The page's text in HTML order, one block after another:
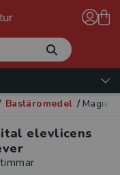
Basläromedel / Magic!
elevlicens